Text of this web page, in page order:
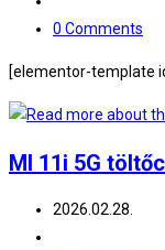
category:
Post
0 Comments
[elementor-template
MI 11i 5G
Post
2026.02.28.